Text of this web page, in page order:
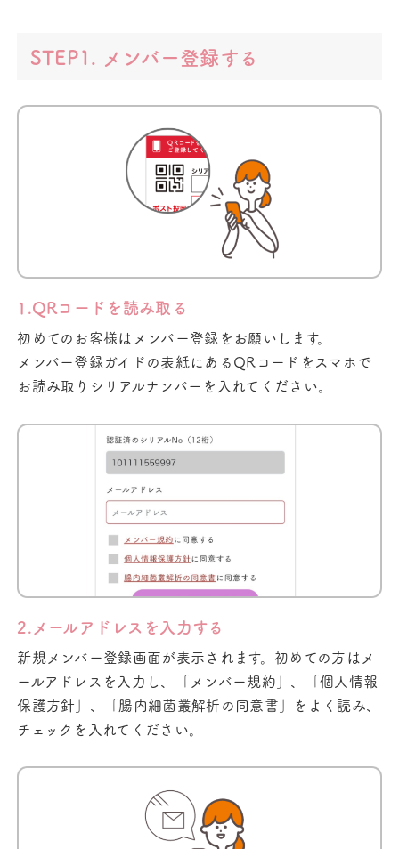
STEP1. メンバー登録する
1.QRコードを読み取る
初めてのお客様はメンバー登録をお願いします。
メンバー登録ガイドの表紙にあるQRコードをスマホで
お読み取りシリアルナンバーを入れてください。
2.メールアドレスを入力する
新規メンバー登録画面が表示されます。初めての方はメ
ールアドレスを入力し、「メンバー規約」、「個人情報
保護方針」、「腸内細菌叢解析の同意書」をよく読み、
チェックを入れてください。